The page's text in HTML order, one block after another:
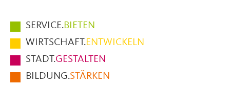
Hauptmenüpunkte
im
Fußbereich
der
Seite
SERVICE.BIETEN
WIRTSCHAFT.ENTWICKELN
STADT.GESTALTEN
BILDUNG.STÄRKEN